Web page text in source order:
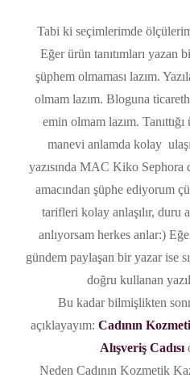
Tabi ki seçimlerimde
Eğer ürün tanıtımları yazan
şüphem olmaması lazım.
olmam lazım. Bloguna
emin olmam lazım.
manevi anlamda kolay
yazısında MAC Kiko
amacından şüphe ediyorum
tarifleri kolay anlaşılır, duru
anlıyorsam herkes anlar:)
gündem paylaşan bir yazar ise
doğru kullanan
Bu kadar bilmişlikten
açıklayayım: Cadının
Alışveriş Cadısı
Neden Cadının Kozmetik